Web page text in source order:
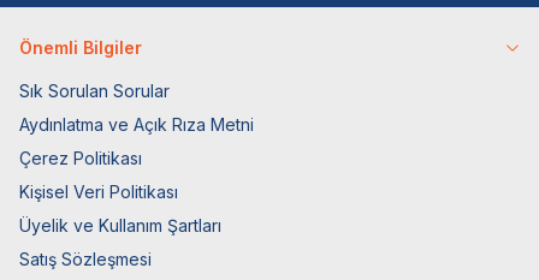
Önemli Bilgiler
Sık Sorulan Sorular
Aydınlatma ve Açık Rıza Metni
Çerez Politikası
Kişisel Veri Politikası
Üyelik ve Kullanım Şartları
Satış Sözleşmesi